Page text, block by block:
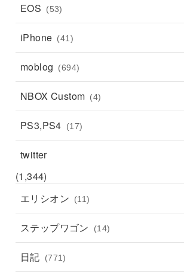
EOS (53)
iPhone (41)
moblog (694)
NBOX Custom (4)
PS3,PS4 (17)
twitter
(1,344)
エリシオン
(11)
ステップワゴン (14)
日記 (771)